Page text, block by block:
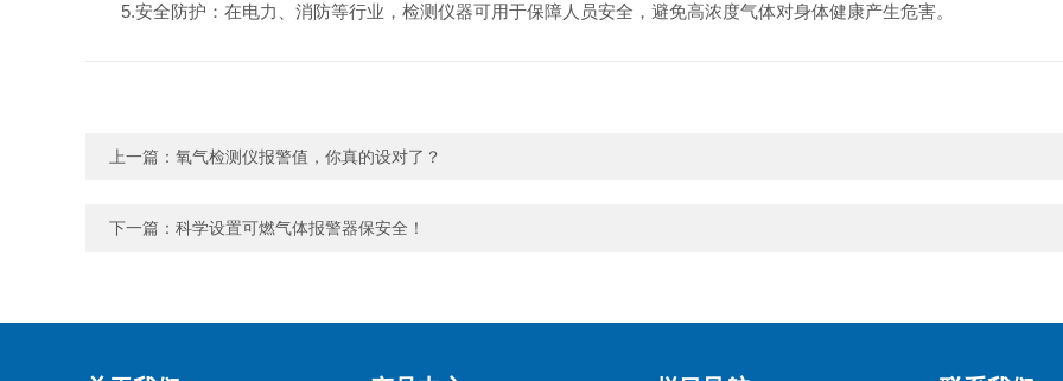
5.安全防护：在电力、消防等行业，检测仪器可用于保障人员安全，避免高浓度气体对身体健康产生危害。
上一篇： 氧气检测仪报警值，你真的设对了？
下一篇： 科学设置可燃气体报警器保安全！